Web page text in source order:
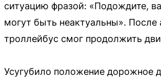
ситуацию фразой: «Подождите,
могут быть неактуальны». После
троллейбус смог продолжить
Усугубило положение дорожное